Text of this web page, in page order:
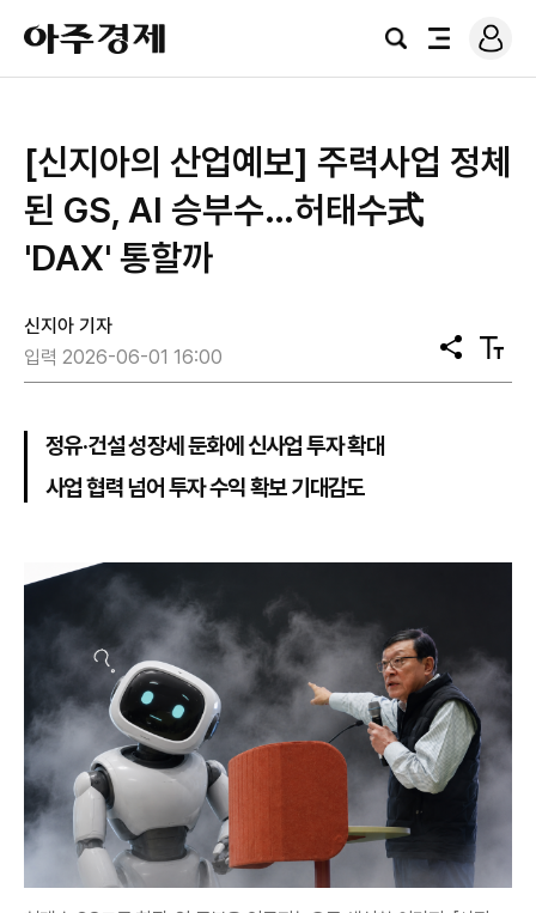
아
주
경
검
전
로
그
[신지아의 산업예보] 주력사업 정체
된 GS, AI 승부수…허태수式
'DAX' 통할까
신지아 기자
입력 2026-06-01 16:00
공
유
텍
스
정유·건설 성장세 둔화에 신사업 투자 확대
사업 협력 넘어 투자 수익 확보 기대감도